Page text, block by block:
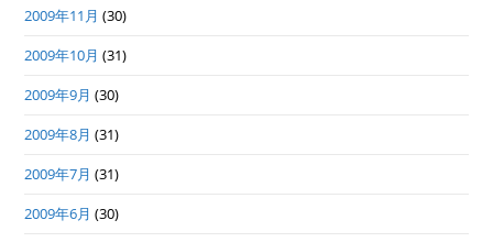
2009年11月 (30)
2009年10月 (31)
2009年9月 (30)
2009年8月 (31)
2009年7月 (31)
2009年6月 (30)